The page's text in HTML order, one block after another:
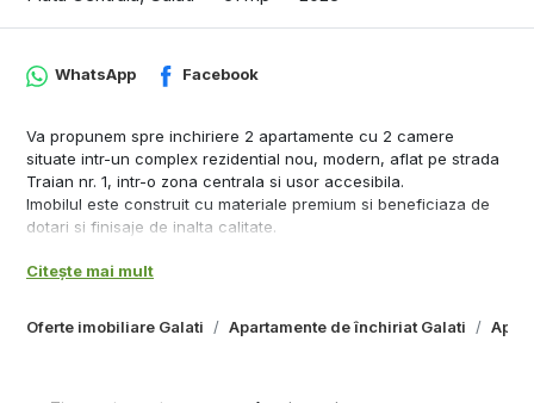
Oferte imobiliare Galati Apartamente de închiriat Galati
WhatsApp Facebook
Va propunem spre inchiriere 2 apartamente cu 2 camere
situate intr-un complex rezidential nou, modern, aflat pe strada
Traian nr. 1, intr-o zona centrala si usor accesibila.
Imobilul este construit cu materiale premium si beneficiaza de
dotari si finisaje de inalta calitate.
Disponibilitati:
Citește mai mult